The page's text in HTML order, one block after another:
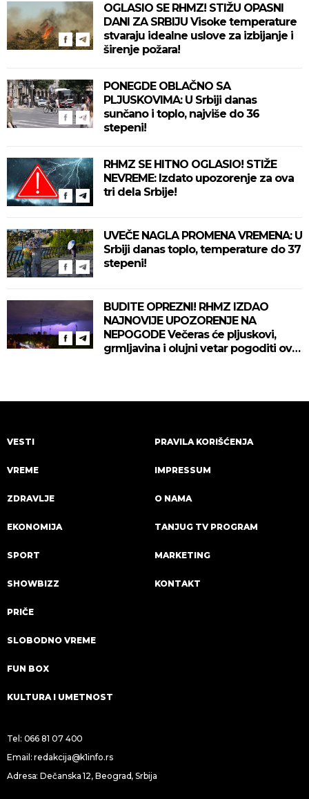
OGLASIO SE RHMZ! STIŽU OPASNI
DANI ZA SRBIJU Visoke temperature
stvaraju idealne uslove za izbijanje i
širenje požara!
PONEGDE OBLAČNO SA
PLJUSKOVIMA: U Srbiji danas
sunčano i toplo, najviše do 36
stepeni!
RHMZ SE HITNO OGLASIO! STIŽE
NEVREME: Izdato upozorenje za ova
tri dela Srbije!
UVEČE NAGLA PROMENA VREMENA: U
Srbiji danas toplo, temperature do 37
stepeni!
BUDITE OPREZNI! RHMZ IZDAO
NAJNOVIJE UPOZORENJE NA
NEPOGODE Večeras će pljuskovi,
grmljavina i olujni vetar pogoditi ove
VESTI
VREME
ZDRAVLJE
EKONOMIJA
SPORT
SHOWBIZZ
PRIČE
SLOBODNO VREME
FUN BOX
KULTURA I UMETNOST
PRAVILA KORIŠĆENJA
IMPRESSUM
O NAMA
TANJUG TV PROGRAM
MARKETING
KONTAKT
Tel: 066 81 07 400
Email:redakcija@k1info.rs
Adresa: Dečanska 12, Beograd, Srbija